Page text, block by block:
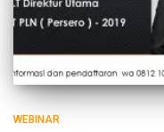
WEBINAR